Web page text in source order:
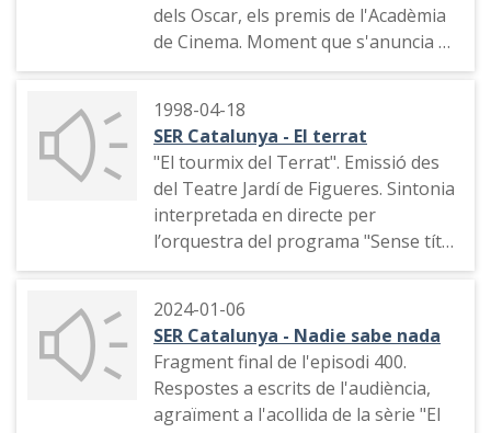
dels Oscar, els premis de l'Acadèmia
de Cinema. Moment que s'anuncia el
guanyador com a millor actor.
personatges quan es diu el nom de
Russell Crowe.
1998-04-18
SER Catalunya - El terrat
"El tourmix del Terrat". Emissió des
del Teatre Jardí de Figueres. Sintonia
interpretada en directe per
l’orquestra del programa "Sense títol
s/n" de TV3, presentació, sumari de
cançó de Palomino dedicada a
Figueres.
2024-01-06
SER Catalunya - Nadie sabe nada
Fragment final de l'episodi 400.
Respostes a escrits de l'audiència,
agraïment a l'acollida de la sèrie "El